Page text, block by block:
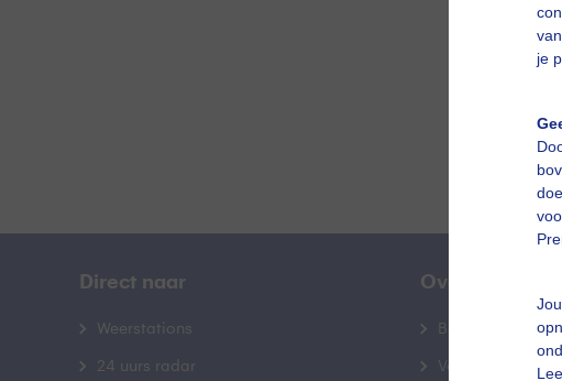
je
Bekijk
Direct naar
Weerstations
24 uurs radar
Over
Veelgestelde